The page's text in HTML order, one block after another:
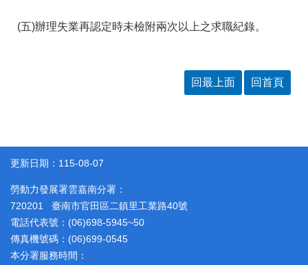
(五)辦理失業再認定時未檢附兩次以上之求職紀錄。
回最上面 回首頁
更新日期：115-08-07
勞動力發展署雲嘉南分署：
720201 臺南市官田區二鎮里工業路40號
電話代表號：(06)698-5945~50
傳真機號碼：(06)699-0545
本分署服務時間：